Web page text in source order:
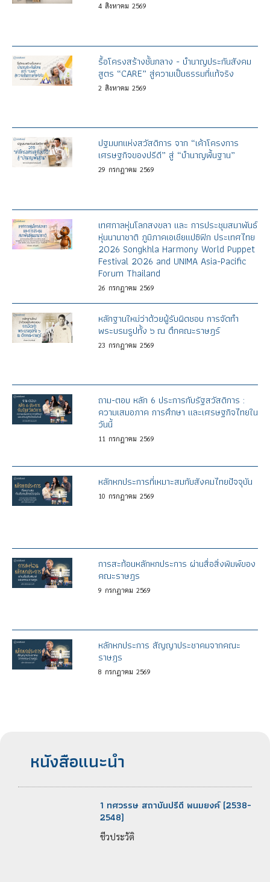
4 สิงหาคม 2569
รื้อโครงสร้างชั้นกลาง - บำนาญประกันสังคม
สูตร “CARE” สู่ความเป็นธรรมที่แท้จริง
2 สิงหาคม 2569
ปฐมบทแห่งสวัสดิการ จาก “เค้าโครงการ
เศรษฐกิจของปรีดี” สู่ “บำนาญพื้นฐาน”
29 กรกฎาคม 2569
เทศกาลหุ่นโลกสงขลา และ การประชุมสมาพันธ์
หุ่นนานาชาติ ภูมิภาคเอเชียแปซิฟิก ประเทศไทย
2026 Songkhla Harmony World Puppet
Festival 2026 and UNIMA Asia-Pacific
Forum Thailand
26 กรกฎาคม 2569
หลักฐานใหม่ว่าด้วยผู้รับผิดชอบ การจัดทำ
พระบรมรูปทั้ง ๖ ณ ตึกคณะราษฎร์
23 กรกฎาคม 2569
ถาม-ตอบ หลัก 6 ประการกับรัฐสวัสดิการ :
ความเสมอภาค การศึกษา และเศรษฐกิจไทยใน
วันนี้
11 กรกฎาคม 2569
หลักหกประการที่เหมาะสมกับสังคมไทยปัจจุบัน
10 กรกฎาคม 2569
การสะท้อนหลักหกประการ ผ่านสื่อสิ่งพิมพ์ของ
คณะราษฎร
9 กรกฎาคม 2569
หลักหกประการ สัญญาประชาคมจากคณะ
ราษฎร
8 กรกฎาคม 2569
หนังสือแนะนำ
1 ทศวรรษ สถาบันปรีดี พนมยงค์ (2538-
2548)
ชีวประวัติ